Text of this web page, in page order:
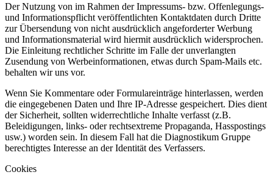
Der Nutzung von im Rahmen der Impressums- bzw. Offenlegungs-
und Informationspflicht veröffentlichten Kontaktdaten durch Dritte
zur Übersendung von nicht ausdrücklich angeforderter Werbung
und Informationsmaterial wird hiermit ausdrücklich widersprochen.
Die Einleitung rechtlicher Schritte im Falle der unverlangten
Zusendung von Werbeinformationen, etwas durch Spam-Mails etc.
behalten wir uns vor.
Wenn Sie Kommentare oder Formulareinträge hinterlassen, werden
die eingegebenen Daten und Ihre IP-Adresse gespeichert. Dies dient
der Sicherheit, sollten widerrechtliche Inhalte verfasst (z.B.
Beleidigungen, links- oder rechtsextreme Propaganda, Hasspostings
usw.) worden sein. In diesem Fall hat die Diagnostikum Gruppe
berechtigtes Interesse an der Identität des Verfassers.
Cookies